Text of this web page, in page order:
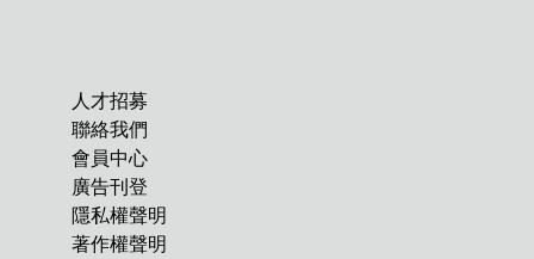
人才招募
聯絡我們
會員中心
廣告刊登
隱私權聲明
著作權聲明